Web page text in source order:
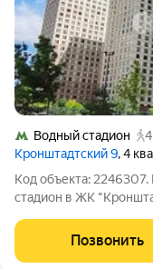
Водный стадион
Кронштадтский 9, 4
Код объекта: 2246307.
стадион в ЖК
счет продавца. О
широкие окна; -
Позвонить